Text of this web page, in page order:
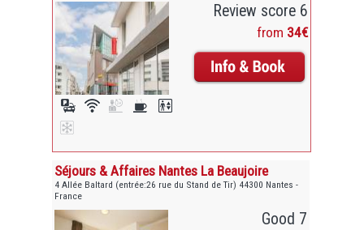
Review score 6
from 34€
Séjours & Affaires Nantes La Beaujoire
4 Allée Baltard (entrée:26 rue du Stand de Tir) 44300 Nantes -
France
Good 7